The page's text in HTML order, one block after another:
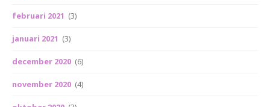
februari 2021 (3)
januari 2021 (3)
december 2020 (6)
november 2020 (4)